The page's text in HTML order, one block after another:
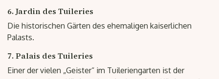
6. Jardin des Tuileries
Die historischen Gärten des ehemaligen kaiserlichen
Palasts.
7. Palais des Tuileries
Einer der vielen „Geister“ im Tuileriengarten ist der